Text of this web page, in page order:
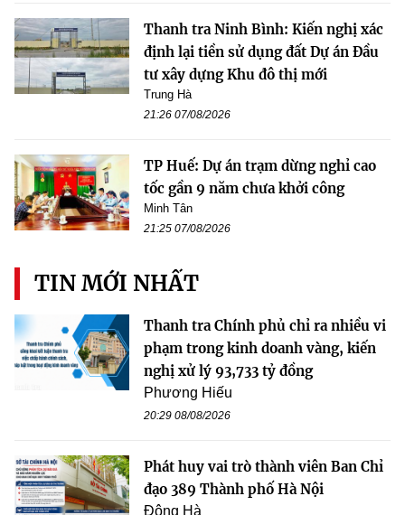
Thanh tra Ninh Bình: Kiến nghị xác
định lại tiền sử dụng đất Dự án Đầu
tư xây dựng Khu đô thị mới
Trung Hà
21:26 07/08/2026
TP Huế: Dự án trạm dừng nghỉ cao
tốc gần 9 năm chưa khởi công
Minh Tân
21:25 07/08/2026
TIN MỚI NHẤT
Thanh tra Chính phủ chỉ ra nhiều vi
phạm trong kinh doanh vàng, kiến
nghị xử lý 93,733 tỷ đồng
Phương Hiếu
20:29 08/08/2026
Phát huy vai trò thành viên Ban Chỉ
đạo 389 Thành phố Hà Nội
Đông Hà